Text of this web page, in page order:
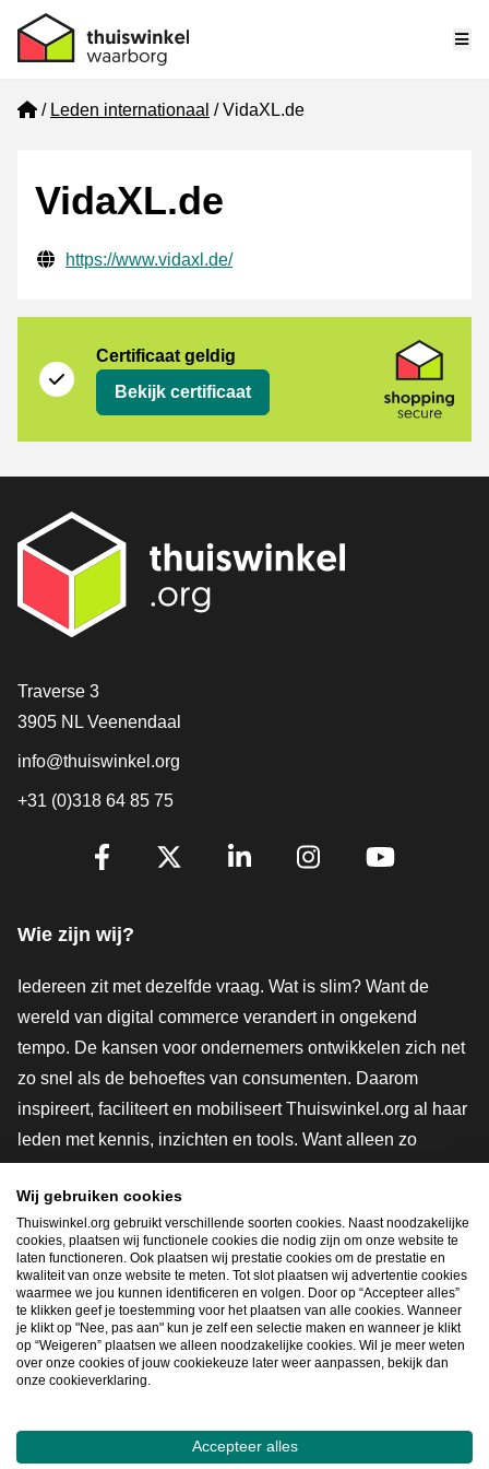
Home
Leden internationaal VidaXL.de
VidaXL.de
Gecontroleerde contactgegevens
Website URL
https://www.vidaxl.de/
Certificaat geldig
Bekijk certificaat
Contact
Traverse 3
3905 NL Veenendaal
info@thuiswinkel.org
+31 (0)318 64 85 75
Volg je ons al?
Wie zijn wij?
Iedereen zit met dezelfde vraag. Wat is slim? Want de
wereld van digital commerce verandert in ongekend
tempo. De kansen voor ondernemers ontwikkelen zich net
zo snel als de behoeftes van consumenten. Daarom
inspireert, faciliteert en mobiliseert Thuiswinkel.org al haar
leden met kennis, inzichten en tools. Want alleen zo
innovatievere toekomst. Dus groei ook mee en maak
shoppen slimmer.
Lid worden
Snel navigeren
Wij gebruiken cookies
Thuiswinkel.org gebruikt verschillende soorten cookies. Naast noodzakelijke
cookies, plaatsen wij functionele cookies die nodig zijn om onze website te
laten functioneren. Ook plaatsen wij prestatie cookies om de prestatie en
kwaliteit van onze website te meten. Tot slot plaatsen wij advertentie cookies
waarmee we jou kunnen identificeren en volgen. Door op “Accepteer alles”
te klikken geef je toestemming voor het plaatsen van alle cookies. Wanneer
je klikt op "Nee, pas aan" kun je zelf een selectie maken en wanneer je klikt
op “Weigeren” plaatsen we alleen noodzakelijke cookies. Wil je meer weten
over onze cookies of jouw cookiekeuze later weer aanpassen, bekijk dan
onze cookieverklaring.
Accepteer alles